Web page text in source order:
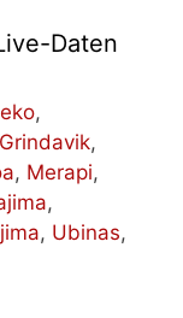
Daten
,
Grindavik,
, Merapi,
,
, Ubinas,